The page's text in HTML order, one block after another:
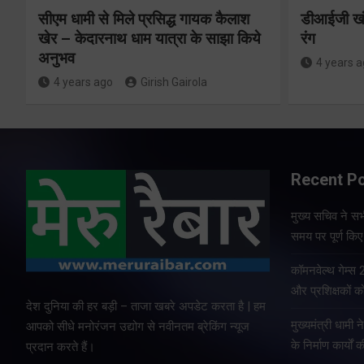
सीएम धामी से मिले प्रसिद्ध गायक कैलाश
खेर – केदारनाथ धाम यात्रा के साझा किये
अनुभव
4 years ago Girish Gairola
डीआईजी
रंग
4 years
देश दुनिया की हर बड़ी – ताजा खबरे अपडेट करता है | हम
आपको सीधे मनोरंजन उद्योग से नवीनतम ब्रेकिंग न्यूज
प्रदान करते हैं।
Recent
मुख्य सचिव ने
समय पर पूर्ण
कॉमनवेल्थ गेम्स
और प्रशिक्षकों
मुख्यमंत्री धामी ने
के निर्माण कार्यों